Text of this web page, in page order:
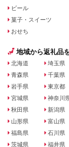
ビール
菓子・スイーツ
おせち
地域から返礼品
北海道
青森県
岩手県
宮城県
秋田県
山形県
福島県
茨城県
埼玉県
千葉県
東京都
神奈川
新潟県
富山県
石川県
福井県